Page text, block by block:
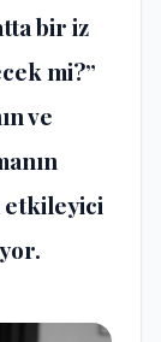
bir iz
mi?”
ve
etkileyici